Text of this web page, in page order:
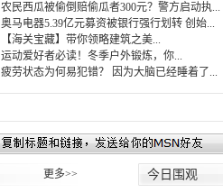
农民西瓜被偷倒赔偷瓜者300元？警方启动执...
奥马电器5.39亿元募资被银行强行划转 创始...
【海关宝藏】带你领略建筑之美...
运动爱好者必读！冬季户外锻炼，你...
疲劳状态为何易犯错？ 因为大脑已经睡着了...
更多>> 今日围观